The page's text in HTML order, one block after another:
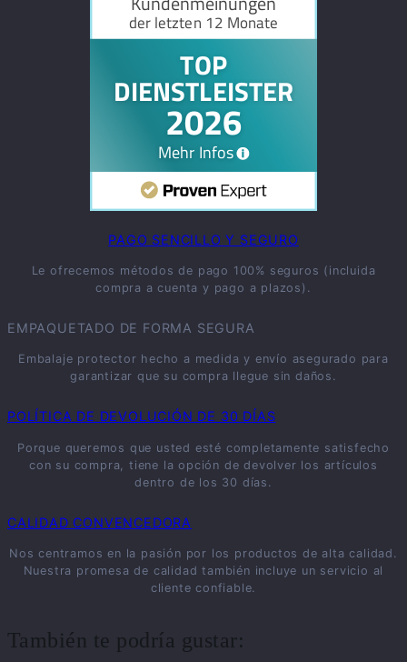
PAGO SENCILLO Y SEGURO
Le ofrecemos métodos de pago 100% seguros (incluida
compra a cuenta y pago a plazos).
EMPAQUETADO DE FORMA SEGURA
Embalaje protector hecho a medida y envío asegurado para
garantizar que su compra llegue sin daños.
POLÍTICA DE DEVOLUCIÓN DE 30 DÍAS
Porque queremos que usted esté completamente satisfecho
con su compra, tiene la opción de devolver los artículos
dentro de los 30 días.
CALIDAD CONVENCEDORA
Nos centramos en la pasión por los productos de alta calidad.
Nuestra promesa de calidad también incluye un servicio al
cliente confiable.
También te podría gustar: